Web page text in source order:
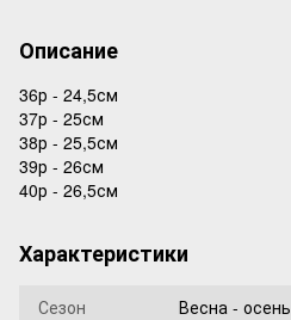
Описание
36р - 24,5см
37р - 25см
38р - 25,5см
39р - 26см
40р - 26,5см
Характеристики
Сезон Весна - осень